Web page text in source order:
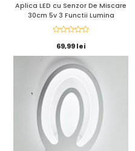
Aplica LED cu Senzor De Miscare
30cm 5v 3 Functii Lumina
69,99 lei